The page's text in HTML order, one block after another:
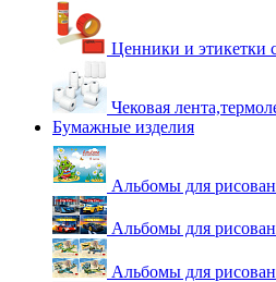
Ценники и этикетки
Чековая
Бумажные изделия
Альбомы для
Альбомы для
Альбомы для